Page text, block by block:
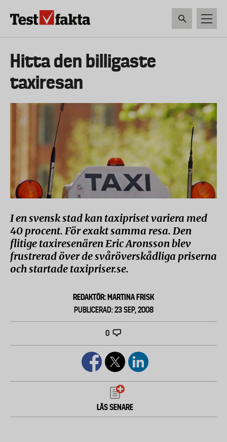
Huvudmeny
ny
Hitta den billigaste
taxiresan
I en svensk stad kan taxipriset variera med
40 procent. För exakt samma resa. Den
flitige taxiresenären Eric Aronsson blev
frustrerad över de svåröverskådliga priserna
och startade taxipriser.se.
REDAKTÖR: MARTINA FRISK
PUBLICERAD: 23 SEP, 2008
0
LÄS SENARE